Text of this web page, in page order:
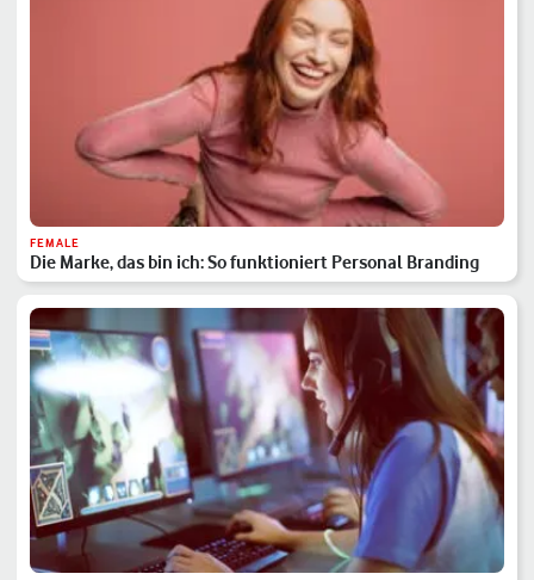
FEMALE
Die Marke, das bin ich: So funktioniert Personal Branding